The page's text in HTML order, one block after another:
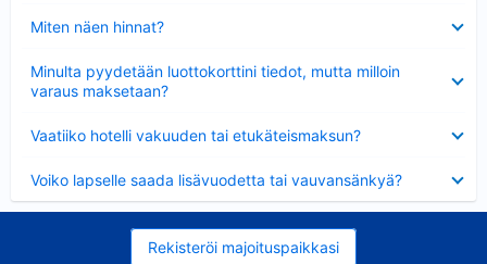
Miten näen hinnat?
Minulta pyydetään luottokorttini tiedot, mutta milloin
varaus maksetaan?
Vaatiiko hotelli vakuuden tai etukäteismaksun?
Voiko lapselle saada lisävuodetta tai vauvansänkyä?
Rekisteröi majoituspaikkasi